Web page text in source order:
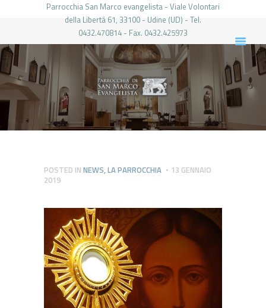
Parrocchia San Marco evangelista - Viale Volontari
della Libertá 61, 33100 - Udine (UD) - Tel.
0432.470814 - Fax. 0432.425973
PARROCCHIA DI SAN MARCO UDINE
HOME
LA PARROCCHIA
IL PARROCO
LE ATTIVITÀ
PIERABECH
FOTO E VIDEO
CONTATTI
LOGIN
POSTED IN NEWS,LA PARROCCHIA
13 GENNAIO
2019